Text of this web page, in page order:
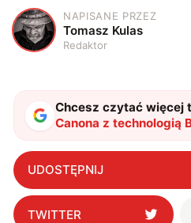
T
NAPISANE PRZEZ
Tomasz Kulas
Redaktor
Chcesz czytać więcej
Canona z technologią
Refractive Optics"?
UDOSTĘPNIJ
TWITTER